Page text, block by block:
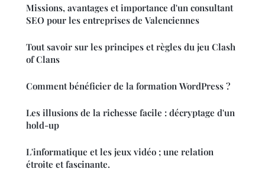
Missions, avantages et importance d'un consultant
SEO pour les entreprises de Valenciennes
Tout savoir sur les principes et règles du jeu Clash
of Clans
Comment bénéficier de la formation WordPress ?
Les illusions de la richesse facile : décryptage d'un
hold-up
L'informatique et les jeux vidéo ; une relation
étroite et fascinante.